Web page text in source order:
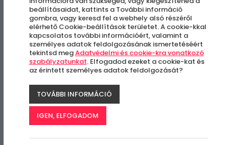
Sirok
beállításaidat, kattints a További információ
gombra, vagy keresd fel a webhely alsó részéről
elérhető Cookie-beállítások területet. A cookie-kkal
kapcsolatos további információért, valamint a
személyes adatok feldolgozásának ismertetéséért
tekintsd megAdatvédelmi és cookie-kra vonatkozó
szabályzatunkat. Elfogadod ezeket a cookie-kat és
az érintett személyes adatok feldolgozását?
TOVÁBBI INFORMÁCIÓ
IGEN, ELFOGADOM